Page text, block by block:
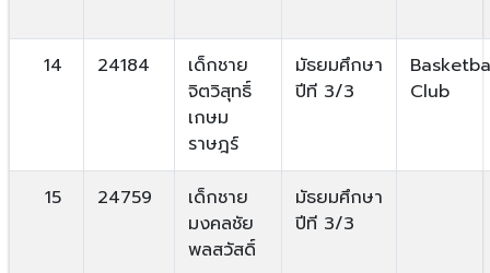
14 24184
เด็กชาย
จิตวิสุทธิ์
เกษม
ราษฎร์
มัธยมศึกษา
ปีที 3/3
Club
15 24759
เด็กชาย
มงคลชัย
พลสวัสดิ์
มัธยมศึกษา
ปีที 3/3